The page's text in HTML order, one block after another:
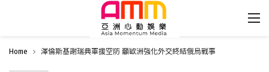
Home 澤倫斯基謝瑞典軍援空防 籲歐洲強化外交終結俄烏戰事